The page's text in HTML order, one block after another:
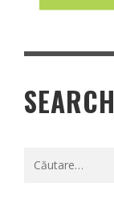
SEARCH